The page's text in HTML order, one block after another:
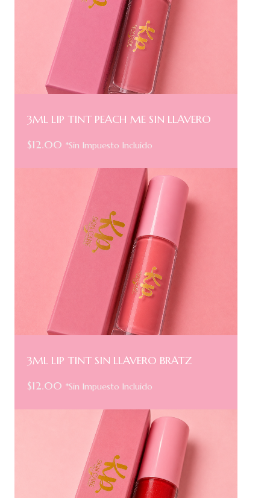
3ML LIP TINT PEACH ME SIN LLAVERO
$12.00 *Sin Impuesto Incluido
3ML LIP TINT SIN LLAVERO BRATZ
$12.00 *Sin Impuesto Incluido